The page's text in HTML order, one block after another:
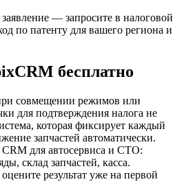
— запросите в налоговой
по патенту для вашего региона и
бесплатно
совмещении режимов или
для подтверждения налога не
которая фиксирует каждый
запчастей автоматически.
для автосервиса и СТО:
склад запчастей, касса.
результат уже на первой